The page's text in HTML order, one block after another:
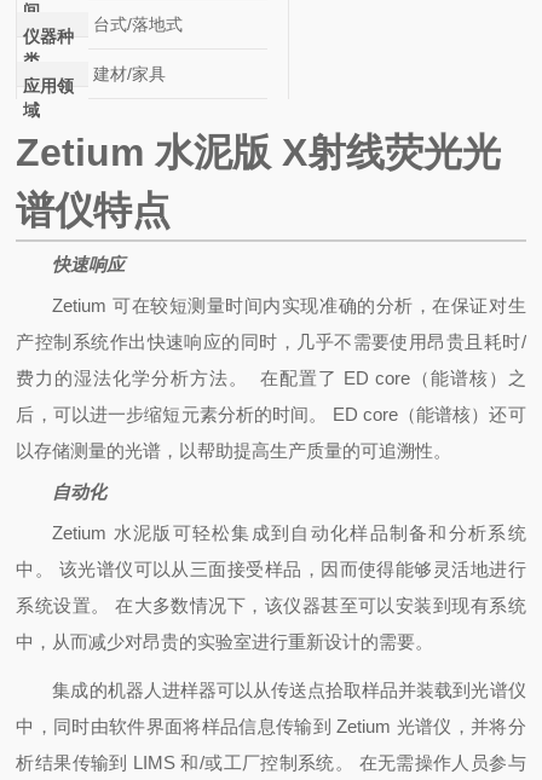
间
仪器种
类
台式/落地式
应用领
域
建材/家具
Zetium 水泥版 X射线荧光光
谱仪特点
快速响应
Zetium 可在较短测量时间内实现准确的分析，在保证对生
产控制系统作出快速响应的同时，几乎不需要使用昂贵且耗时/
费力的湿法化学分析方法。 在配置了 ED core（能谱核）之
后，可以进一步缩短元素分析的时间。 ED core（能谱核）还可
以存储测量的光谱，以帮助提高生产质量的可追溯性。
自动化
Zetium 水泥版可轻松集成到自动化样品制备和分析系统
中。 该光谱仪可以从三面接受样品，因而使得能够灵活地进行
系统设置。 在大多数情况下，该仪器甚至可以安装到现有系统
中，从而减少对昂贵的实验室进行重新设计的需要。
集成的机器人进样器可以从传送点拾取样品并装载到光谱仪
中，同时由软件界面将样品信息传输到 Zetium 光谱仪，并将分
析结果传输到 LIMS 和/或工厂控制系统。 在无需操作人员参与